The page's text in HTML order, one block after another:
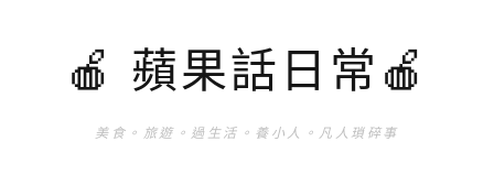
🍎 蘋果話日常🍎
美食。旅遊。過生活。養小人。凡人瑣碎事